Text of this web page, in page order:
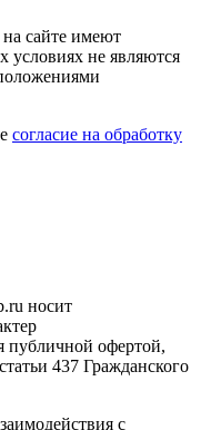
сайте имеют
не являются
согласие на обработку
носит
публичной офертой,
437 Гражданского
с